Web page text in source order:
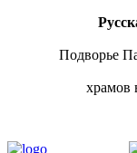
Подворье
храмов